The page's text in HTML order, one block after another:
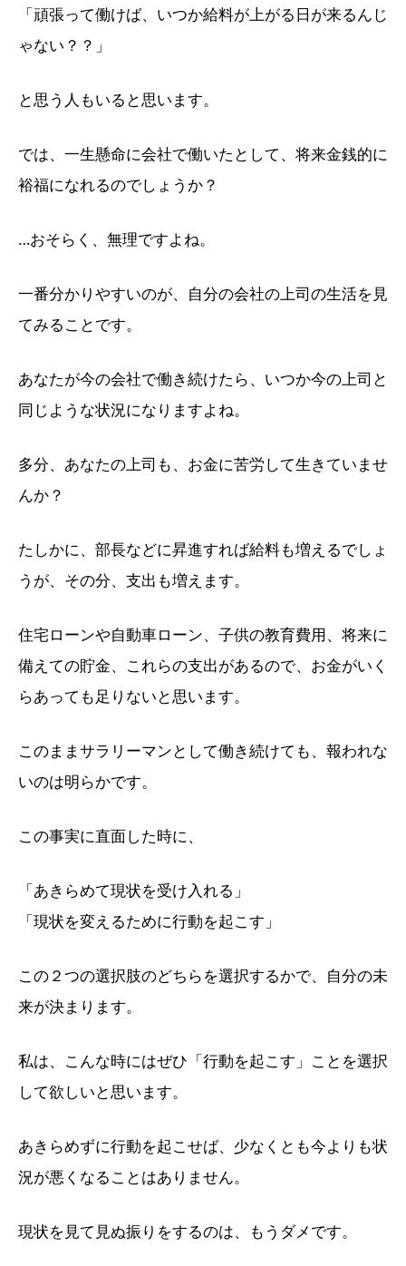
「頑張って働けば、いつか給料が上がる日が来るんじ
ゃない？？」
と思う人もいると思います。
では、一生懸命に会社で働いたとして、将来金銭的に
裕福になれるのでしょうか？
…おそらく、無理ですよね。
一番分かりやすいのが、自分の会社の上司の生活を見
てみることです。
あなたが今の会社で働き続けたら、いつか今の上司と
同じような状況になりますよね。
多分、あなたの上司も、お金に苦労して生きていませ
んか？
たしかに、部長などに昇進すれば給料も増えるでしょ
うが、その分、支出も増えます。
住宅ローンや自動車ローン、子供の教育費用、将来に
備えての貯金、これらの支出があるので、お金がいく
らあっても足りないと思います。
このままサラリーマンとして働き続けても、報われな
いのは明らかです。
この事実に直面した時に、
「あきらめて現状を受け入れる」
「現状を変えるために行動を起こす」
この２つの選択肢のどちらを選択するかで、自分の未
来が決まります。
私は、こんな時にはぜひ「行動を起こす」ことを選択
して欲しいと思います。
あきらめずに行動を起こせば、少なくとも今よりも状
況が悪くなることはありません。
現状を見て見ぬ振りをするのは、もうダメです。